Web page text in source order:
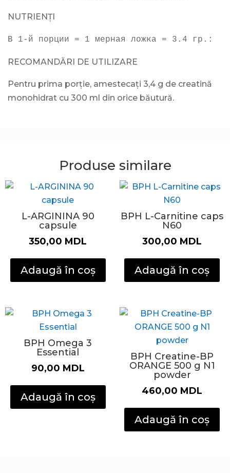
NUTRIENȚI
В 1-й порции = 1 мерная ложка = 3.4 гр.:
RECOMANDĂRI DE UTILIZARE
Pentru prima porție, amestecați 3,4 g de creatină
monohidrat cu 300 ml din orice băutură.
Produse similare
L-ARGININA 90
capsule
350,00 MDL
Adaugă în coș
BPH L-Carnitine caps
N60
300,00 MDL
Adaugă în coș
BPH Omega 3
Essential
90,00 MDL
Adaugă în coș
BPH Creatine-BP
ORANGE 500 g N1
powder
460,00 MDL
Adaugă în coș